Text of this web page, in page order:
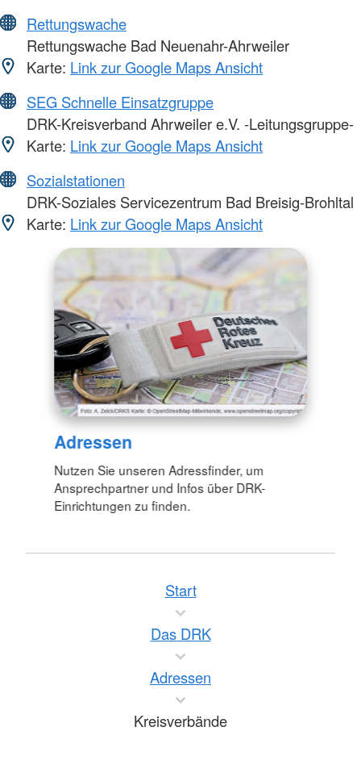
Rettungswache
Rettungswache Bad Neuenahr-Ahrweiler
Karte: Link zur Google Maps Ansicht
SEG Schnelle Einsatzgruppe
DRK-Kreisverband Ahrweiler e.V. -Leitungsgruppe-
Karte: Link zur Google Maps Ansicht
Sozialstationen
DRK-Soziales Servicezentrum Bad Breisig-Brohltal
Karte: Link zur Google Maps Ansicht
Adressen
Nutzen Sie unseren Adressfinder, um
Ansprechpartner und Infos über DRK-
Einrichtungen zu finden.
Start
Das DRK
Adressen
Kreisverbände